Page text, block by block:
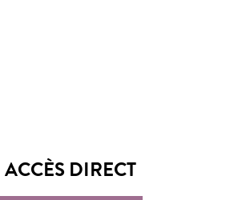
ACCÈS DIRECT